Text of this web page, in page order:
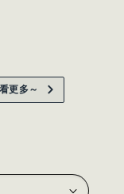
更多～